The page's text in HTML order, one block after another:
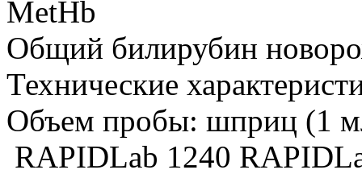
MetHb
Общий билирубин
Технические
Объем пробы: шприц (1
RAPIDLab 1240